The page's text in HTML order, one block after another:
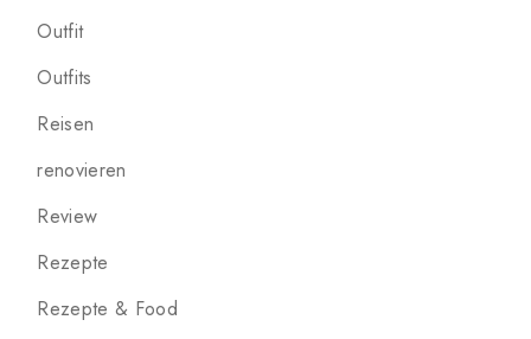
Outfit
Outfits
Reisen
renovieren
Review
Rezepte
Rezepte & Food